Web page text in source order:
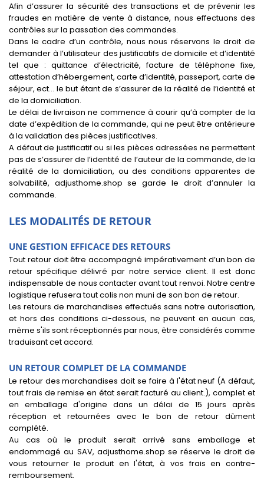
Afin d’assurer la sécurité des transactions et de prévenir les
fraudes en matière de vente à distance, nous effectuons des
contrôles sur la passation des commandes.
Dans le cadre d’un contrôle, nous nous réservons le droit de
demander à l’utilisateur des justificatifs de domicile et d’identité
tel que : quittance d’électricité, facture de téléphone fixe,
attestation d’hébergement, carte d’identité, passeport, carte de
séjour, ect… le but étant de s’assurer de la réalité de l’identité et
de la domiciliation.
Le délai de livraison ne commence à courir qu’à compter de la
date d’expédition de la commande, qui ne peut être antérieure
à la validation des pièces justificatives.
A défaut de justificatif ou si les pièces adressées ne permettent
pas de s’assurer de l’identité de l’auteur de la commande, de la
réalité de la domiciliation, ou des conditions apparentes de
solvabilité, adjusthome.shop se garde le droit d’annuler la
commande.
LES MODALITÉS DE RETOUR
UNE GESTION EFFICACE DES RETOURS
Tout retour doit être accompagné impérativement d’un bon de
retour spécifique délivré par notre service client. Il est donc
indispensable de nous contacter avant tout renvoi. Notre centre
logistique refusera tout colis non muni de son bon de retour.
Les retours de marchandises effectués sans notre autorisation,
et hors des conditions ci-dessous, ne peuvent en aucun cas,
même s'ils sont réceptionnés par nous, être considérés comme
traduisant cet accord.
UN RETOUR COMPLET DE LA COMMANDE
Le retour des marchandises doit se faire à l'état neuf (A défaut,
tout frais de remise en état serait facturé au client.), complet et
en emballage d'origine dans un délai de 15 jours après
réception et retournées avec le bon de retour dûment
complété.
Au cas où le produit serait arrivé sans emballage et
endommagé au SAV, adjusthome.shop se réserve le droit de
vous retourner le produit en l'état, à vos frais en contre-
remboursement.